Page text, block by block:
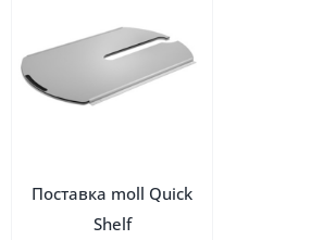
Поставка moll Quick
Shelf